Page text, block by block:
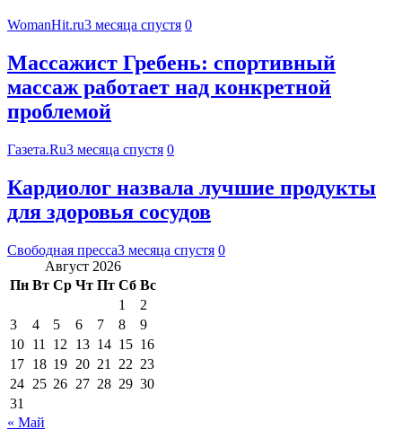
WomanHit.ru3 месяца спустя 0
Массажист Гребень: спортивный
массаж работает над конкретной
проблемой
Газета.Ru3 месяца спустя 0
Кардиолог назвала лучшие продукты
для здоровья сосудов
Свободная пресса3 месяца спустя 0
Август 2026
Пн Вт Ср Чт Пт Сб Вс
1
2
3
4 5 6 7 8
9
10 11 12 13 14 15 16
17 18 19 20 21 22 23
24 25 26 27 28 29 30
31
« Май